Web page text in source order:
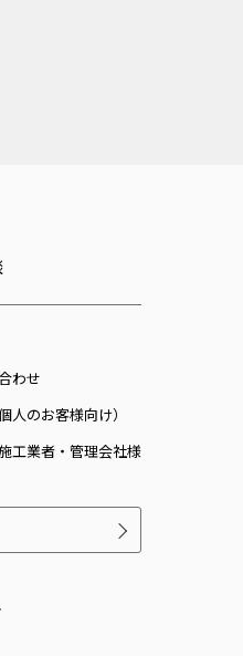
わせ
人のお客様向け）
工業者・管理会社様